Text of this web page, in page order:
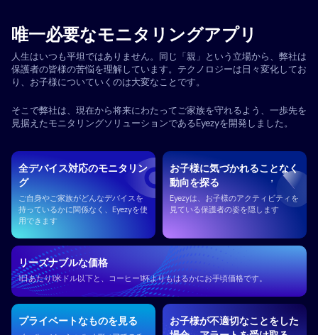
唯一必要なモニタリングアプリ
人生はいつも平坦ではありません。同じ「親」という立場から、弊社は
保護者の皆様の苦悩を理解しています。テクノロジーは日々変化してお
り、お子様についていくのは大変なことです。
そこで弊社は、現在から将来にわたってご家族を守れるよう、一歩先を
見据えたモニタリングソリューションであるEyezyを開発しました。
全デバイス対応のモニタリン
グ
ご自身やご家族がどんなデバイスを
持っているかに関係なく、Eyezyを使
用できます
お子様に気づかれることなく
動向を探る
Eyezyは、お子様のアクティビティを
見ている保護者の姿を隠します
プライベートなものを見る
リーズナブルな価格
1日あたり1米ドル以下と、コーヒー1杯よりもはるかにお手頃価格です。
お子様が不適切なことをした